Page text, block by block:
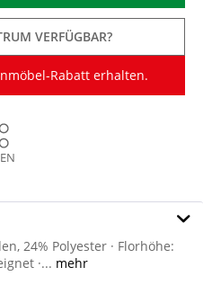
VERFÜGBAR?
Rabatt erhalten.
24% Polyester · Florhöhe:
·... mehr